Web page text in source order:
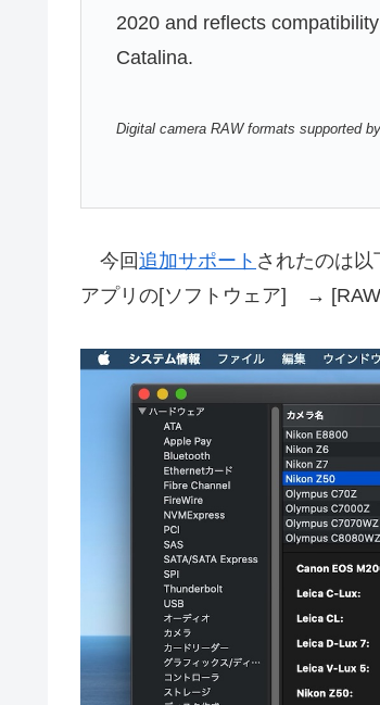
2020 and reflects
Catalina.
Digital camera RAW formats supported
今回追加サポート されたのは
アプリの[ソフトウェア] → [RAW